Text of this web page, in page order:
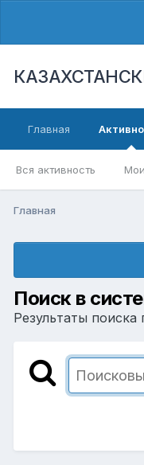
Главная
Вся активность
Главная
Поиск в
Результаты